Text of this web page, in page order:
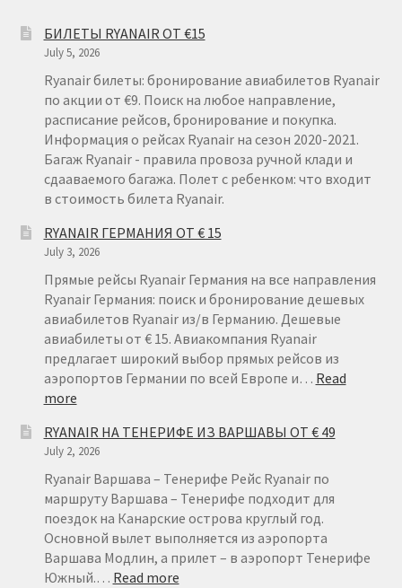
БИЛЕТЫ RYANAIR ОТ €15
July 5, 2026
Ryanair билеты: бронирование авиабилетов Ryanair
по акции от €9. Поиск на любое направление,
расписание рейсов, бронирование и покупка.
Информация о рейсах Ryanair на сезон 2020-2021.
Багаж Ryanair - правила провоза ручной клади и
сдааваемого багажа. Полет с ребенком: что входит
в стоимость билета Ryanair.
RYANAIR ГЕРМАНИЯ ОТ € 15
July 3, 2026
Прямые рейсы Ryanair Германия на все направления
Ryanair Германия: поиск и бронирование дешевых
авиабилетов Ryanair из/в Германию. Дешевые
авиабилеты от € 15. Авиакомпания Ryanair
предлагает широкий выбор прямых рейсов из
аэропортов Германии по всей Европе и… Read
more:
ГЕРМАНИЯ
ОТ
€
15
RYANAIR НА ТЕНЕРИФЕ ИЗ ВАРШАВЫ ОТ € 49
July 2, 2026
Ryanair Варшава – Тенерифе Рейс Ryanair по
маршруту Варшава – Тенерифе подходит для
поездок на Канарские острова круглый год.
Основной вылет выполняется из аэропорта
Варшава Модлин, а прилет – в аэропорт Тенерифе
Южный.… Read more: